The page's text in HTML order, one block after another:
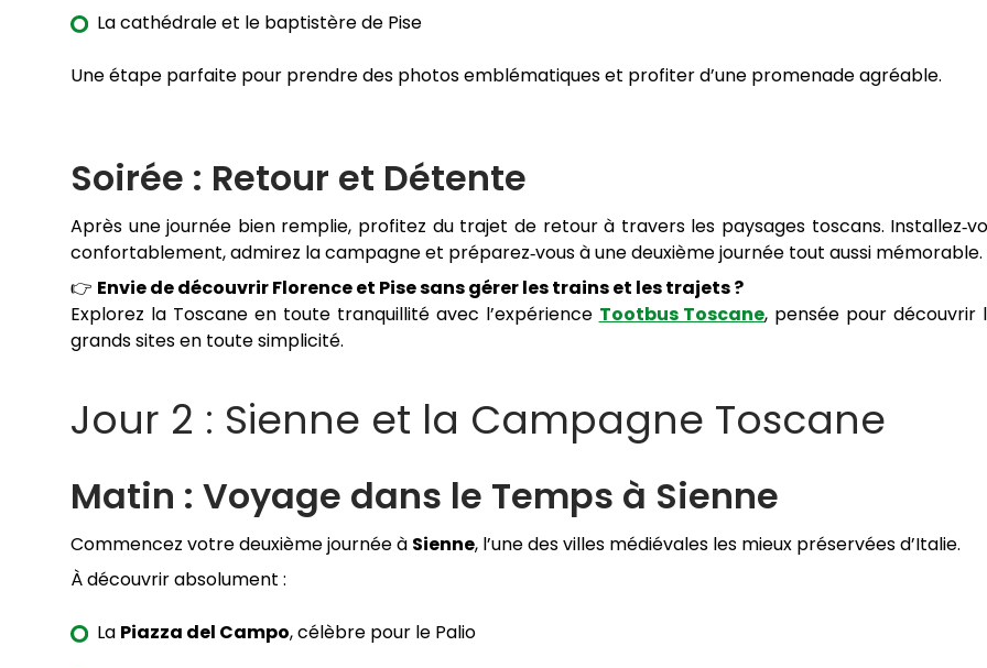
La cathédrale et le baptistère de Pise
Une étape parfaite pour prendre des photos emblématiques et profiter d’une promenade agréable.
Soirée : Retour et Détente
Après une journée bien remplie, profitez du trajet de retour à travers les paysages toscans.
confortablement, admirez la campagne et préparez‑vous à une deuxième journée tout aussi mémorable.
👉 Envie de découvrir Florence et Pise sans gérer les trains et les trajets ?
Explorez la Toscane en toute tranquillité avec l’expérience Tootbus Toscane, pensée pour découvrir
grands sites en toute simplicité.
Jour 2 : Sienne et la Campagne Toscane
Matin : Voyage dans le Temps à Sienne
Commencez votre deuxième journée à Sienne, l’une des villes médiévales les mieux préservées d’Italie.
À découvrir absolument :
La Piazza del Campo, célèbre pour le Palio